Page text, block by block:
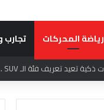
رياضة المحركات تجارب